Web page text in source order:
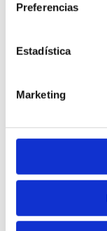
Preferencias
Estadística
Marketing
LUGAR
DURACIÓN
PARTICIPANTES